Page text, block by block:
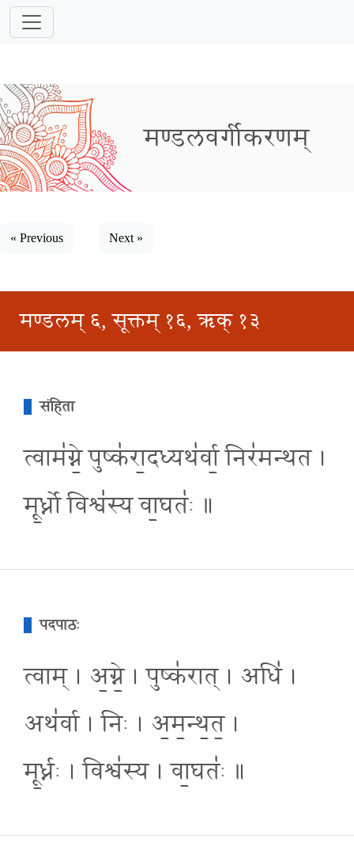
मण्डलवर्गीकरणम्
« Previous Next »
मण्डलम् ६, सूक्तम् १६, ऋक् १३
संहिता
त्वाम॑ग्ने॒ पुष्क॑रा॒दध्यथ॑र्वा॒ निर॑मन्थत ।
मू॒र्ध्नो विश्व॑स्य वा॒घतः॑ ॥
पदपाठः
त्वाम् । अ॒ग्ने॒ । पुष्क॑रात् । अधि॑ ।
अथ॑र्वा । निः । अ॒म॒न्थ॒त॒ ।
मू॒र्ध्नः । विश्व॑स्य । वा॒घतः॑ ॥